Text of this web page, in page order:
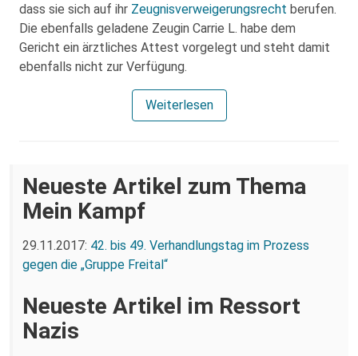
dass sie sich auf ihr Zeugnisverweigerungsrecht berufen.
Die ebenfalls geladene Zeugin Carrie L. habe dem
Gericht ein ärztliches Attest vorgelegt und steht damit
ebenfalls nicht zur Verfügung.
Weiterlesen
Neueste Artikel zum Thema
Mein Kampf
29.11.2017: 42. bis 49. Verhandlungstag im Prozess
gegen die „Gruppe Freital“
Neueste Artikel im Ressort
Nazis